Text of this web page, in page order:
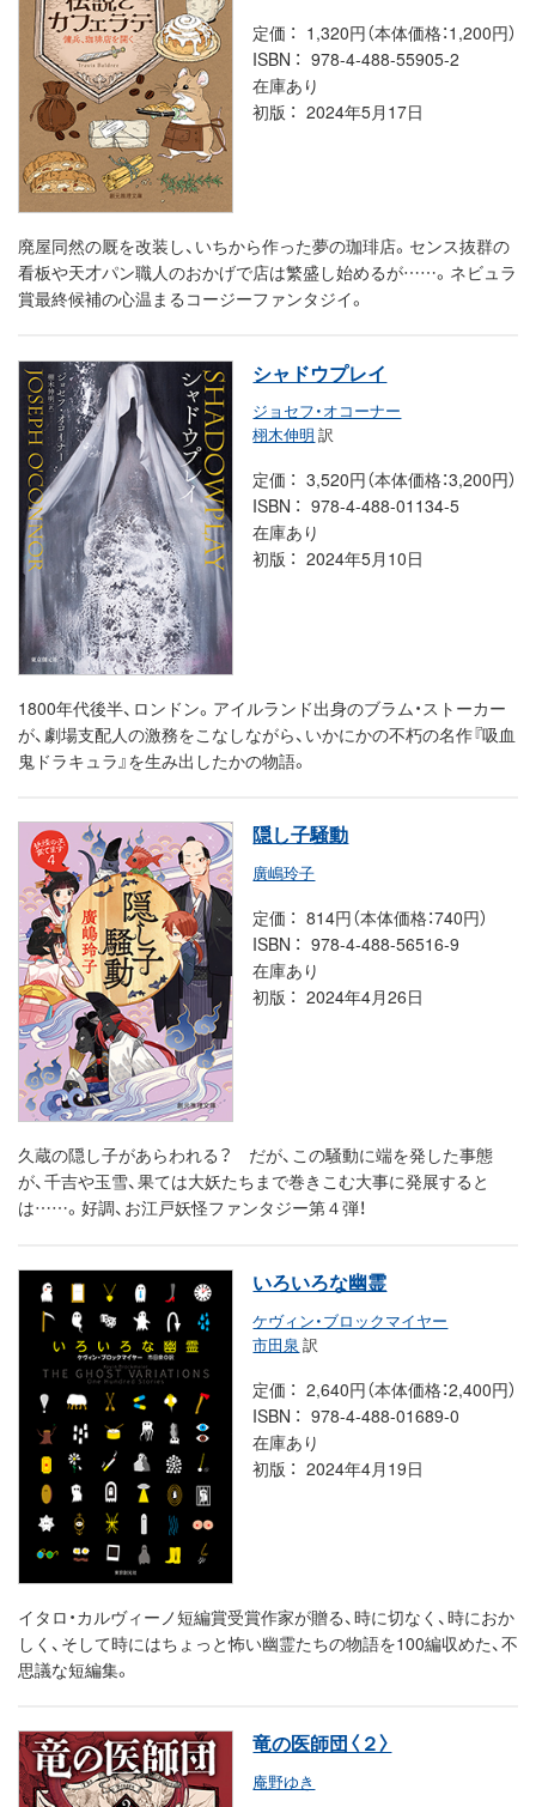
定価
1,320円（本体価格：1,200円）
ISBN
978-4-488-55905-2
在庫あり
初版
2024年5月17日
廃屋同然の厩を改装し、いちから作った夢の珈琲店。センス抜群の
看板や天才パン職人のおかげで店は繁盛し始めるが……。ネビュラ
賞最終候補の心温まるコージーファンタジイ。
シャドウプレイ
ジョセフ・オコーナー
栩木伸明 訳
定価
3,520円（本体価格：3,200円）
ISBN
978-4-488-01134-5
在庫あり
初版
2024年5月10日
1800年代後半、ロンドン。アイルランド出身のブラム・ストーカー
が、劇場支配人の激務をこなしながら、いかにかの不朽の名作『吸血
鬼ドラキュラ』を生み出したかの物語。
隠し子騒動
廣嶋玲子
定価
814円（本体価格：740円）
ISBN
978-4-488-56516-9
在庫あり
初版
2024年4月26日
久蔵の隠し子があらわれる？ だが、この騒動に端を発した事態
が、千吉や玉雪、果ては大妖たちまで巻きこむ大事に発展すると
は……。好調、お江戸妖怪ファンタジー第４弾！
いろいろな幽霊
ケヴィン・ブロックマイヤー
市田泉 訳
定価
2,640円（本体価格：2,400円）
ISBN
978-4-488-01689-0
在庫あり
初版
2024年4月19日
イタロ・カルヴィーノ短編賞受賞作家が贈る、時に切なく、時におか
しく、そして時にはちょっと怖い幽霊たちの物語を100編収めた、不
思議な短編集。
竜の医師団〈２〉
庵野ゆき